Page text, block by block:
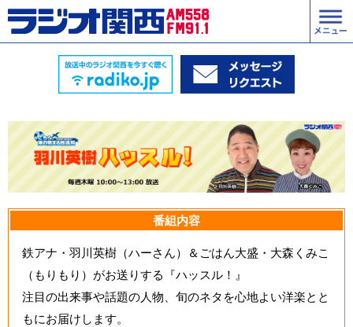
番組内容
鉄アナ・羽川英樹（ハーさん）＆ごはん大盛・大森くみこ
（もりもり）がお送りする『ハッスル！』
注目の出来事や話題の人物、旬のネタを心地よい洋楽とと
もにお届けします。